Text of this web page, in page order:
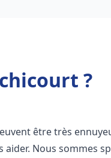
?
être très
Nous sommes